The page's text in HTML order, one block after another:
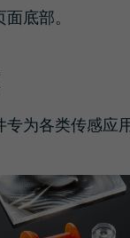
底部。
专为各类传感应